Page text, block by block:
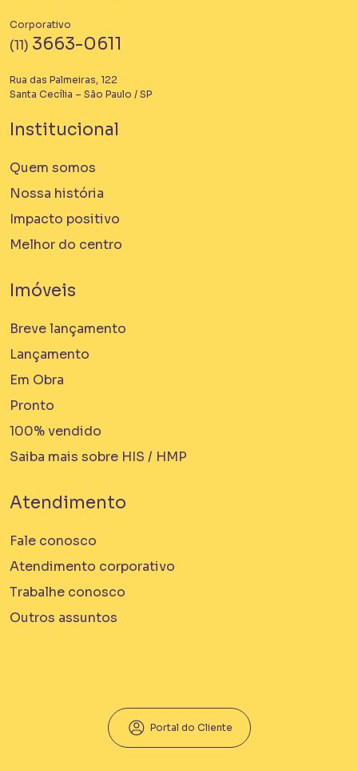
Corporativo
(11) 3663-0611
Rua das Palmeiras, 122
Santa Cecília – São Paulo / SP
Institucional
Quem somos
Nossa história
Impacto positivo
Melhor do centro
Imóveis
Breve lançamento
Lançamento
Em Obra
Pronto
100% vendido
Saiba mais sobre HIS / HMP
Atendimento
Fale conosco
Atendimento corporativo
Trabalhe conosco
Outros assuntos
Portal do Cliente